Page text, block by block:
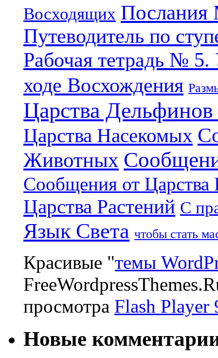
Восходящих Послания
Путеводитель по
Рабочая тетрадь №
ходе Восхождения
Царства
Царства Насекомых
Животных
Сообщения от Царства
Царства Растений С
Язык Света чтобы стать
Красивые "темы
просмотра Flash Player
Новые